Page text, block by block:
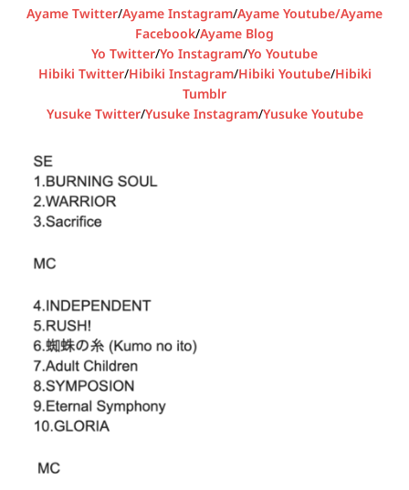
Ayame Twitter/Ayame Instagram/Ayame Youtube/Ayame
Facebook/Ayame Blog
Yo Twitter/Yo Instagram/Yo Youtube
Hibiki Twitter/Hibiki Instagram/Hibiki Youtube/Hibiki
Tumblr
Yusuke Twitter/Yusuke Instagram/Yusuke Youtube